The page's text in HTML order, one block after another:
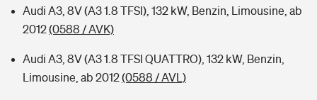
Audi A3, 8V (A3 1.8 TFSI), 132 kW, Benzin, Limousine, ab
2012(0588 / AVK)
Audi A3, 8V (A3 1.8 TFSI QUATTRO), 132 kW, Benzin,
Limousine, ab 2012(0588 / AVL)